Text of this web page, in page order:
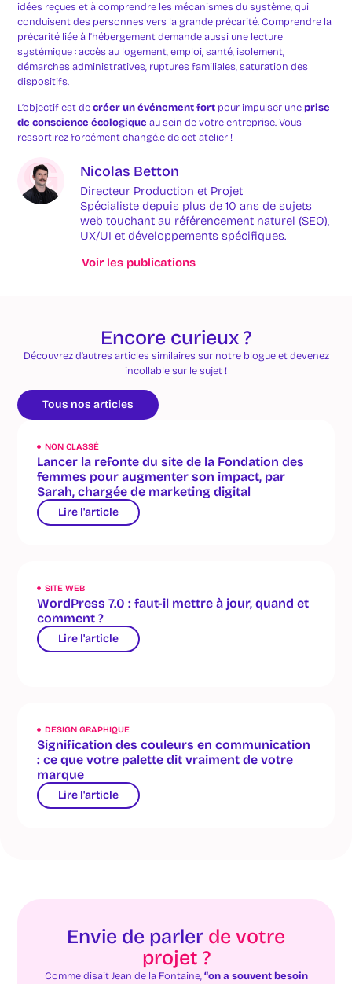
idées reçues et à comprendre les mécanismes du système, qui
conduisent des personnes vers la grande précarité. Comprendre la
précarité liée à l’hébergement demande aussi une lecture
systémique : accès au logement, emploi, santé, isolement,
démarches administratives, ruptures familiales, saturation des
dispositifs.
L’objectif est decréer un événement fort pour impulser uneprise
de conscience écologique au sein de votre entreprise. Vous
ressortirez forcément changé.e de cet atelier !
Nicolas Betton
Directeur Production et Projet
Spécialiste depuis plus de 10 ans de sujets
web touchant au référencement naturel (SEO),
UX/UI et développements spécifiques.
Voir les publications
Encore curieux ?
Découvrez d’autres articles similaires sur notre blogue et devenez
incollable sur le sujet !
Tous nos articles
NON CLASSÉ
Lancer la refonte du site de la Fondation des
femmes pour augmenter son impact, par
Sarah, chargée de marketing digital
Lire l'article
SITE WEB
WordPress 7.0 : faut-il mettre à jour, quand et
comment ?
Lire l'article
DESIGN GRAPHIQUE
Signification des couleurs en communication
: ce que votre palette dit vraiment de votre
marque
Lire l'article
Envie de parler de votre
projet ?
Comme disait Jean de la Fontaine,“on a souvent besoin